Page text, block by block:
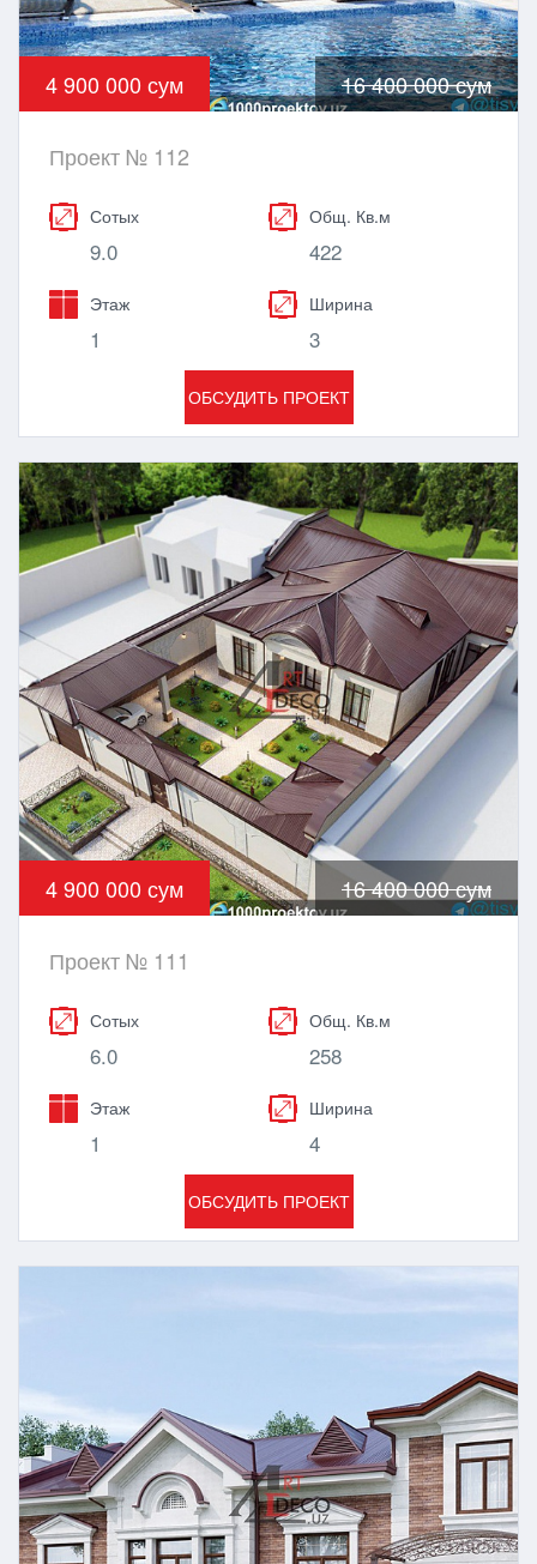
4 900 000 сум 16 400 000 сум
Проект № 112
Сотых
9.0
Общ. Кв.м
422
Этаж
1
Ширина
3
ОБСУДИТЬ ПРОЕКТ
4 900 000 сум 16 400 000 сум
Проект № 111
Сотых
6.0
Общ. Кв.м
258
Этаж
1
Ширина
4
ОБСУДИТЬ ПРОЕКТ